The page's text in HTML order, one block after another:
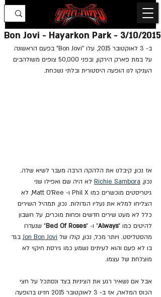
Bon Jovi - Hayarkon Park - 3/10/2015
ב- 3 לאוקטובר 2015, עלו "Bon Jovi" בפעם הראשונה
על במת פארק הירקון, ובפני 50,000 צופים משולהבים
העניקו לנו הופעה היסטורית ובלתי נשכחת.
אז נכון, קיבלנו את הלהקה הרבה מעבר לשיא שלה.
נכון, Richie Sambora לא היה שם ואפילו שני
גיטריסטים מוכשרים כמו Phil X ו- Matt O'Ree, לא
הצליחו למלא את נעליו הגדולות. נכון, תמהיל השירים
כלל לא מעט שירים חדשים ופחות מוכרים, על חשבון
להיטים כמו "Always" ו- "Bed Of Roses" שנעדרו
מהסטליסט. ויותר מכל, נכון, קולו של Jon Bon Jovi בגד
בו לא פעם והוא לעיתים נשמע כמו גירסת חיקוי לא
מוצלחת של עצמו.
אבל אם נשאיר רגע את הציניות בצד ונסתכל על חצי
הכוס המלאה, אז ב- 3 לאוקטובר 2015 חזינו בהופעה